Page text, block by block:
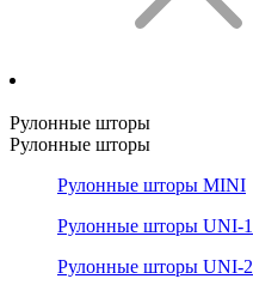
Рулонные шторы
Рулонные шторы
Рулонные шторы MINI
Рулонные шторы UNI-1
Рулонные шторы UNI-2